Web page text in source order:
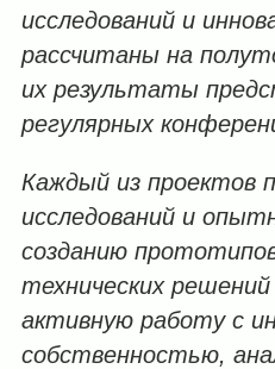
исследований и
рассчитаны на
их результаты
регулярных
Каждый из проектов
исследований и
созданию
технических
активную работу с
собственностью,